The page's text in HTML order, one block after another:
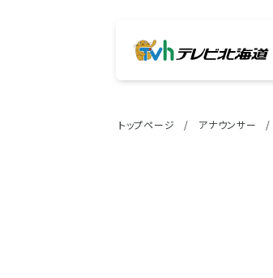
トップページ アナウンサー